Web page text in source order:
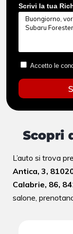
Scrivi la tua
Accetto le
Scopri
L’auto si trova
Antica, 3,
Calabrie, 86,
salone,